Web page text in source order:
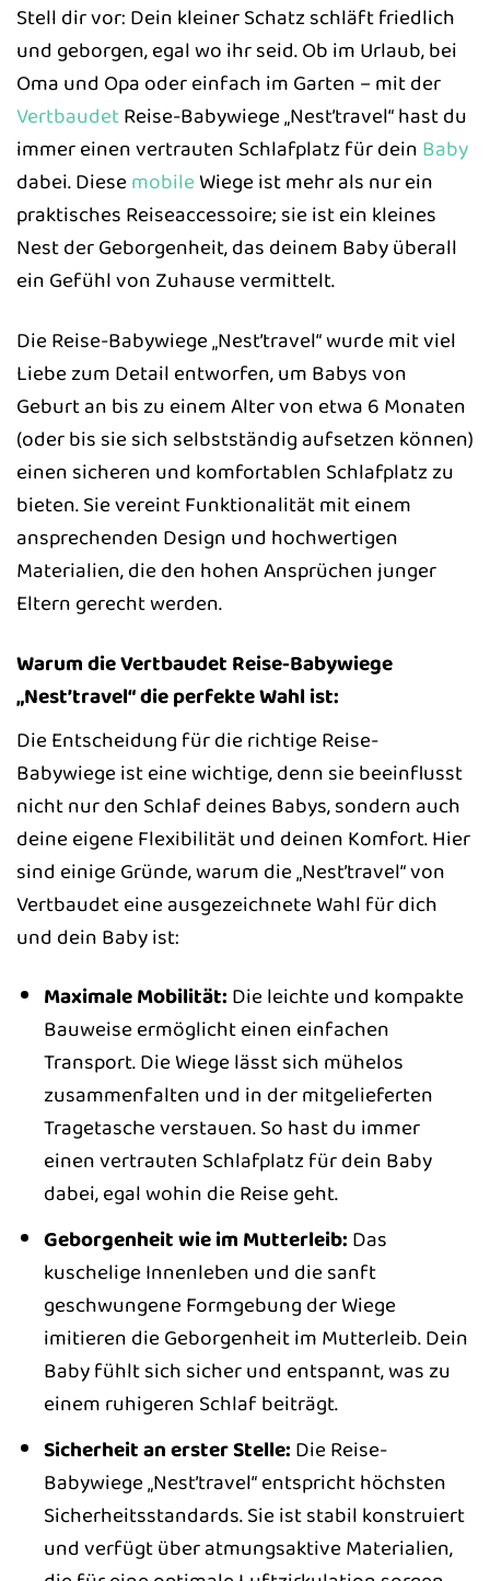
Stell dir vor: Dein kleiner Schatz schläft friedlich
und geborgen, egal wo ihr seid. Ob im Urlaub, bei
Oma und Opa oder einfach im Garten – mit der
VertbaudetReise-Babywiege „Nest’travel“ hast du
immer einen vertrauten Schlafplatz für dein Baby
dabei. DiesemobileWiege ist mehr als nur ein
praktisches Reiseaccessoire; sie ist ein kleines
Nest der Geborgenheit, das deinem Baby überall
ein Gefühl von Zuhause vermittelt.
Die Reise-Babywiege „Nest’travel“ wurde mit viel
Liebe zum Detail entworfen, um Babys von
Geburt an bis zu einem Alter von etwa 6 Monaten
(oder bis sie sich selbstständig aufsetzen können)
einen sicheren und komfortablen Schlafplatz zu
bieten. Sie vereint Funktionalität mit einem
ansprechenden Design und hochwertigen
Materialien, die den hohen Ansprüchen junger
Eltern gerecht werden.
Warum die Vertbaudet Reise-Babywiege
„Nest’travel“ die perfekte Wahl ist:
Die Entscheidung für die richtige Reise-
Babywiege ist eine wichtige, denn sie beeinflusst
nicht nur den Schlaf deines Babys, sondern auch
deine eigene Flexibilität und deinen Komfort. Hier
sind einige Gründe, warum die „Nest’travel“ von
Vertbaudet eine ausgezeichnete Wahl für dich
und dein Baby ist:
Maximale Mobilität: Die leichte und kompakte
Bauweise ermöglicht einen einfachen
Transport. Die Wiege lässt sich mühelos
zusammenfalten und in der mitgelieferten
Tragetasche verstauen. So hast du immer
einen vertrauten Schlafplatz für dein Baby
dabei, egal wohin die Reise geht.
Geborgenheit wie im Mutterleib: Das
kuschelige Innenleben und die sanft
geschwungene Formgebung der Wiege
imitieren die Geborgenheit im Mutterleib. Dein
Baby fühlt sich sicher und entspannt, was zu
einem ruhigeren Schlaf beiträgt.
Sicherheit an erster Stelle: Die Reise-
Babywiege „Nest’travel“ entspricht höchsten
Sicherheitsstandards. Sie ist stabil konstruiert
und verfügt über atmungsaktive Materialien,